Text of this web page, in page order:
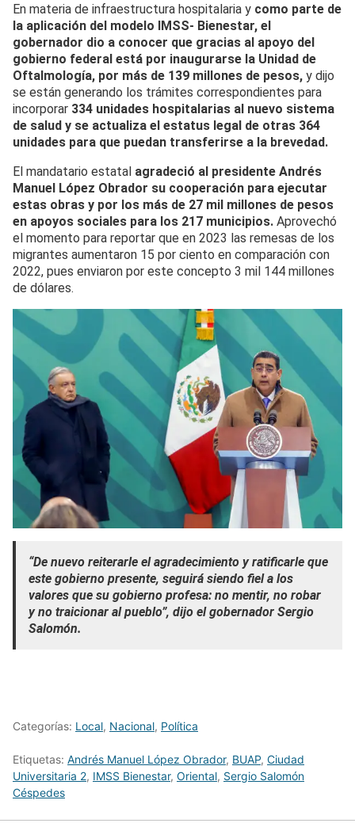
En materia de infraestructura hospitalaria y como parte de
la aplicación del modelo IMSS- Bienestar, el
gobernador dio a conocer que gracias al apoyo del
gobierno federal está por inaugurarse la Unidad de
Oftalmología, por más de 139 millones de pesos, y dijo
se están generando los trámites correspondientes para
incorporar 334 unidades hospitalarias al nuevo sistema
de salud y se actualiza el estatus legal de otras 364
unidades para que puedan transferirse a la brevedad.
El mandatario estatal agradeció al presidente Andrés
Manuel López Obrador su cooperación para ejecutar
estas obras y por los más de 27 mil millones de pesos
en apoyos sociales para los 217 municipios. Aprovechó
el momento para reportar que en 2023 las remesas de los
migrantes aumentaron 15 por ciento en comparación con
2022, pues enviaron por este concepto 3 mil 144 millones
de dólares.
“De nuevo reiterarle el agradecimiento y ratificarle que
este gobierno presente, seguirá siendo fiel a los
valores que su gobierno profesa: no mentir, no robar
y no traicionar al pueblo”, dijo el gobernador Sergio
Salomón.
Categorías: Local, Nacional, Política
Etiquetas: Andrés Manuel López Obrador, BUAP, Ciudad
Universitaria 2, IMSS Bienestar, Oriental, Sergio Salomón
Céspedes